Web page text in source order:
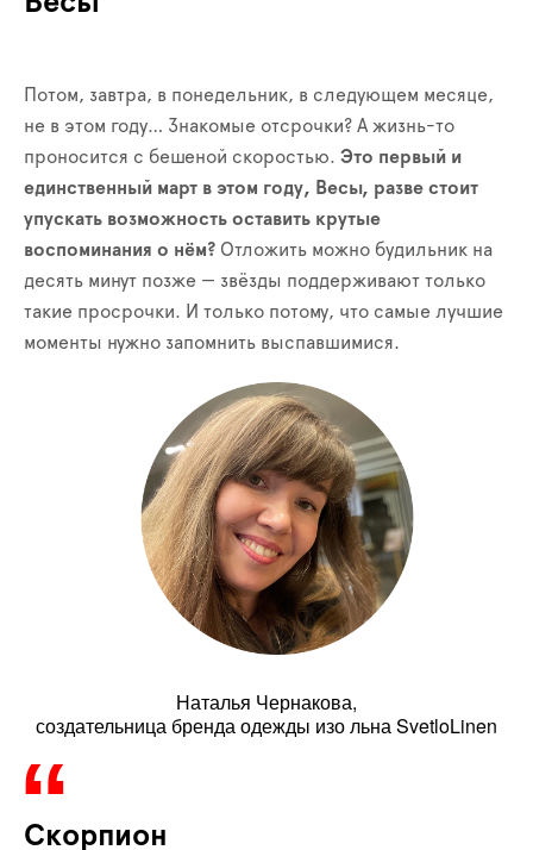
Потом, завтра, в понедельник, в следующем месяце,
не в этом году… Знакомые отсрочки? А жизнь-то
проносится с бешеной скоростью. Это первый и
единственный март в этом году, Весы, разве стоит
упускать возможность оставить крутые
воспоминания о нём? Отложить можно будильник на
десять минут позже — звёзды поддерживают только
такие просрочки. И только потому, что самые лучшие
моменты нужно запомнить выспавшимися.
Наталья Чернакова,
создательница бренда одежды изо льна SvetloLinen
Скорпион